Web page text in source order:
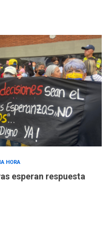
HORA
esperan respuesta